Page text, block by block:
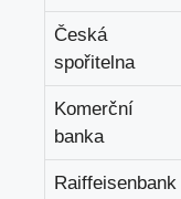
Česká
spořitelna
Komerční
banka
Raiffeisenbank